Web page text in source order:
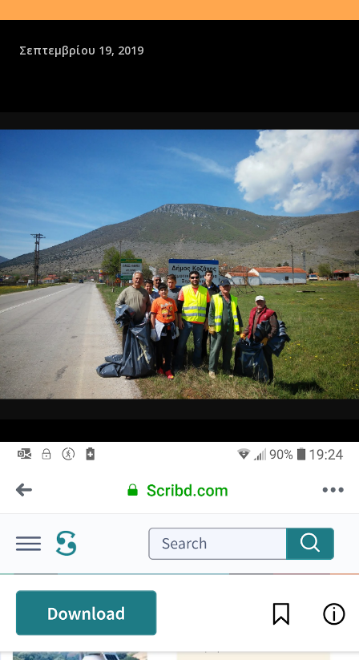
Σεπτεμβρίου 19, 2019